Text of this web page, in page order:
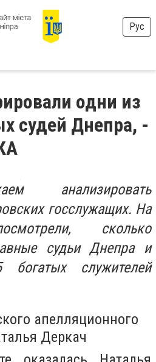
Рус
одни из
судей Днепра, -
анализировать
госслужащих. На
сколько
судьи Днепра и
богатых служителей
апелляционного
Деркач